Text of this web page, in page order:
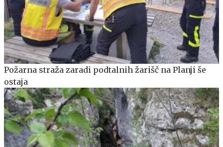
Požarna straža zaradi podtalnih žarišč na Planji še
ostaja